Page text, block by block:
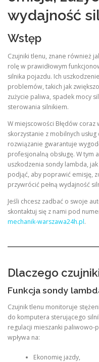
wydajność
Wstęp
Czujniki tlenu, znane również
rolę w prawidłowym
silnika pojazdu. Ich
problemów, takich jak
zużycie paliwa, spadek mocy
sterowania silnikiem.
W miejscowości Błędów
skorzystanie z mobilnych
rozwiązanie gwarantuje
profesjonalną obsługę. W tym
uszkodzenia sondy lambda,
podjąć, aby poprawić emisję,
przywrócić pełną wydajność
Jeśli chcesz zadbać o swoje
skontaktuj się z nami pod
mechanik-warszawa24h.pl.
Dlaczego
Funkcja sondy
Czujnik tlenu monitoruje
do komputera sterującego
regulacji mieszanki
wpływa na:
Ekonomię jazdy,